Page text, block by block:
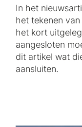
In het
het tekenen van
het kort
aangesloten
dit artikel wat
aansluiten.